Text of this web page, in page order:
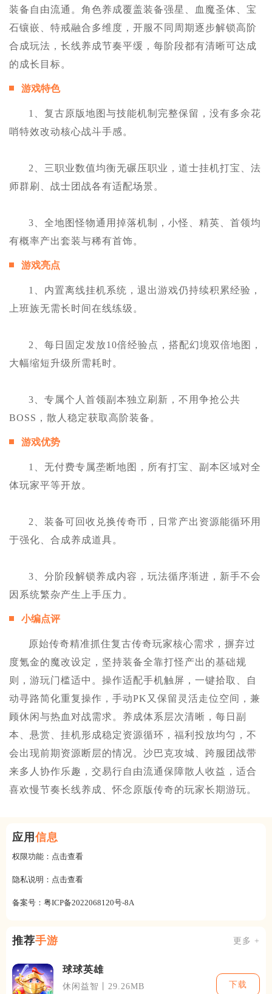
装备自由流通。角色养成覆盖装备强星、血魔圣体、宝
石镶嵌、特戒融合多维度，开服不同周期逐步解锁高阶
合成玩法，长线养成节奏平缓，每阶段都有清晰可达成
的成长目标。
游戏特色
1、复古原版地图与技能机制完整保留，没有多余花
哨特效改动核心战斗手感。
2、三职业数值均衡无碾压职业，道士挂机打宝、法
师群刷、战士团战各有适配场景。
3、全地图怪物通用掉落机制，小怪、精英、首领均
有概率产出套装与稀有首饰。
游戏亮点
1、内置离线挂机系统，退出游戏仍持续积累经验，
上班族无需长时间在线练级。
2、每日固定发放10倍经验点，搭配幻境双倍地图，
大幅缩短升级所需耗时。
3、专属个人首领副本独立刷新，不用争抢公共
BOSS，散人稳定获取高阶装备。
游戏优势
1、无付费专属垄断地图，所有打宝、副本区域对全
体玩家平等开放。
2、装备可回收兑换传奇币，日常产出资源能循环用
于强化、合成养成道具。
3、分阶段解锁养成内容，玩法循序渐进，新手不会
因系统繁杂产生上手压力。
小编点评
原始传奇精准抓住复古传奇玩家核心需求，摒弃过
度氪金的魔改设定，坚持装备全靠打怪产出的基础规
则，游玩门槛适中。操作适配手机触屏，一键拾取、自
动寻路简化重复操作，手动PK又保留灵活走位空间，兼
顾休闲与热血对战需求。养成体系层次清晰，每日副
本、悬赏、挂机形成稳定资源循环，福利投放均匀，不
会出现前期资源断层的情况。沙巴克攻城、跨服团战带
来多人协作乐趣，交易行自由流通保障散人收益，适合
喜欢慢节奏长线养成、怀念原版传奇的玩家长期游玩。
应用 信息
权限功能： 点击查看
隐私说明： 点击查看
备案号： 粤ICP备2022068120号-8A
推荐手游 更多 +
球球英雄
休闲益智丨29.26MB 下载